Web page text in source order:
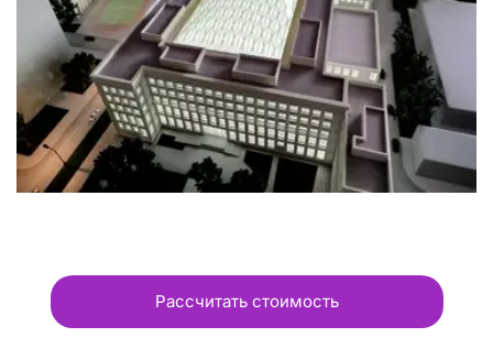
Рассчитать стоимость